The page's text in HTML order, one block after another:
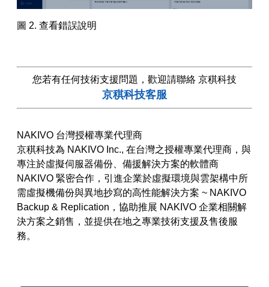
圖 2. 查看錯誤說明
您若有任何技術支援問題，歡迎請聯絡 京稘科技
京稘科技客服
NAKIVO 台灣授權專業代理商
京稘科技為 NAKIVO Inc., 在台灣之授權專業代理商，與
專注於虛擬伺服器備份、備援解決方案的軟體商
NAKIVO 緊密合作，引進企業於虛擬環境與雲架構中所
需虛擬機備份與異地抄寫的高性能解決方案 ~ NAKIVO
Backup & Replication，協助推展 NAKIVO 企業相關解
決方案之銷售，並提供在地之專業技術支援及售後服
務。